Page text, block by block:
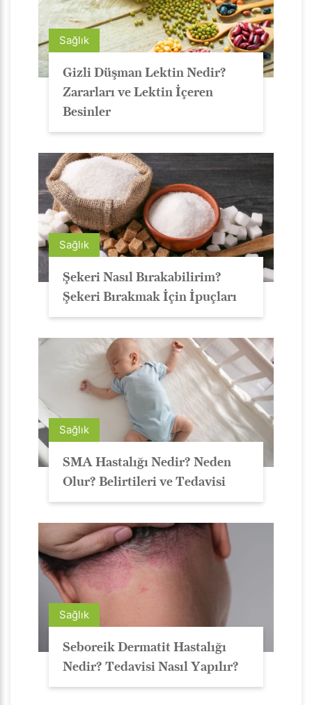
Sağlık
Gizli Düşman Lektin Nedir?
Zararları ve Lektin İçeren
Besinler
Sağlık
Şekeri Nasıl Bırakabilirim?
Şekeri Bırakmak İçin İpuçları
Sağlık
SMA Hastalığı Nedir? Neden
Olur? Belirtileri ve Tedavisi
Sağlık
Seboreik Dermatit Hastalığı
Nedir? Tedavisi Nasıl Yapılır?